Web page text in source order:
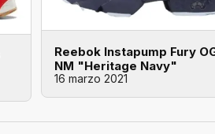
Reebok Instapump Fury
NM "Heritage Navy"
16 marzo 2021